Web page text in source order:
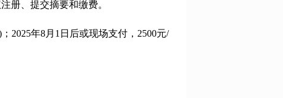
册、提交摘要和缴费。
2025年8月1日后或现场支付，2500元/